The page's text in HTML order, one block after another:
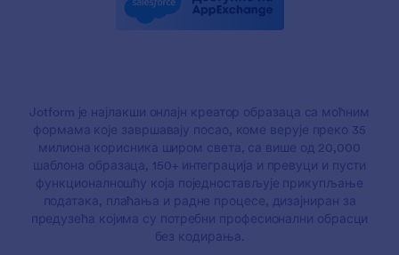
Jotform је најлакши онлајн креатор образаца са моћним
формама које завршавају посао, коме верује преко 35
милиона корисника широм света, са више од 20,000
шаблона образаца, 150+ интеграција и превуци и пусти
функционалношћу која поједностављује прикупљање
података, плаћања и радне процесе, дизајниран за
предузећа којима су потребни професионални обрасци
без кодирања.